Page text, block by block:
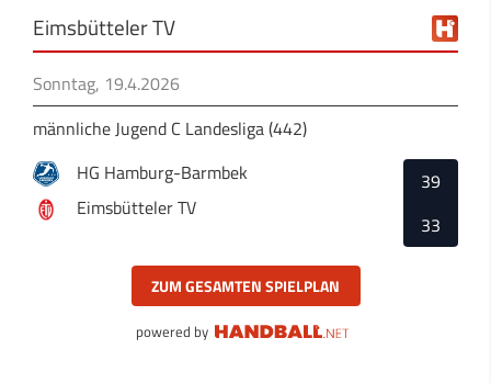
Eimsbütteler TV
Sonntag, 19.4.2026
männliche Jugend C Landesliga (442)
HG Hamburg-Barmbek
Eimsbütteler TV
39
33
ZUM GESAMTEN SPIELPLAN
powered by